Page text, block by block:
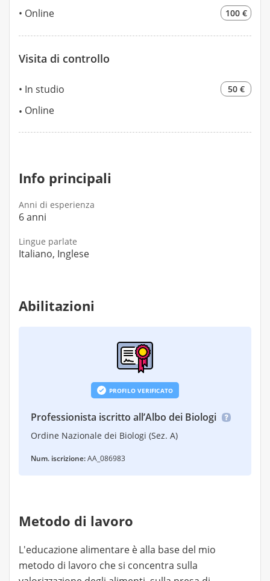
Online 100 €
Visita di controllo
In studio 50 €
Online
Info principali
Anni di esperienza
6 anni
Lingue parlate
Italiano, Inglese
Abilitazioni
PROFILO VERIFICATO
Professionista iscritto all’Albo dei Biologi
Ordine Nazionale dei Biologi (Sez. A)
Num. iscrizione:AA_086983
Metodo di lavoro
L'educazione alimentare è alla base del mio
metodo di lavoro che si concentra sulla